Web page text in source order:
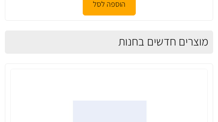
הוספה לסל
מוצרים חדשים בחנות